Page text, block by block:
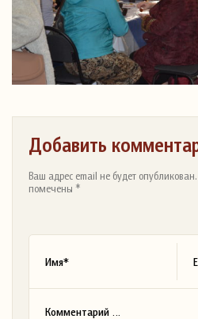
Добавить
Ваш адрес email не будет
помечены *